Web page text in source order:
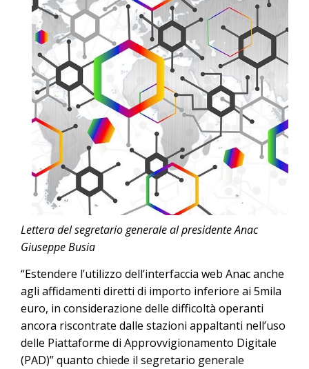
Lettera del segretario generale al presidente Anac
Giuseppe Busia
“Estendere l’utilizzo dell’interfaccia web Anac anche
agli affidamenti diretti di importo inferiore ai 5mila
euro, in considerazione delle difficoltà operanti
ancora riscontrate dalle stazioni appaltanti nell’uso
delle Piattaforme di Approvvigionamento Digitale
(PAD)” quanto chiede il segretario generale